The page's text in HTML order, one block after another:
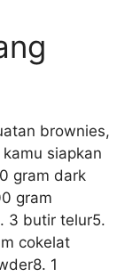
brownies,
siapkan
gram dark
gram
3 butir telur5.
cokelat
1